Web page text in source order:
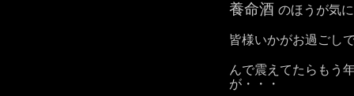
養命酒 のほうが気
皆様いかがお過ごし
んで震えてたらもう
が・・・